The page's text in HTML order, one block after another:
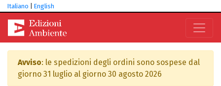
Italiano English
Avviso: le spedizioni degli ordini sono sospese dal
giorno 31 luglio al giorno 30 agosto 2026